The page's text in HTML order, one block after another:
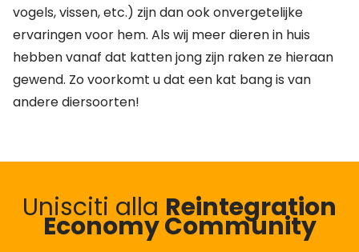
vogels, vissen, etc.) zijn dan ook onvergetelijke
ervaringen voor hem. Als wij meer dieren in huis
hebben vanaf dat katten jong zijn raken ze hieraan
gewend. Zo voorkomt u dat een kat bang is van
andere diersoorten!
Unisciti alla Reintegration
Economy Community